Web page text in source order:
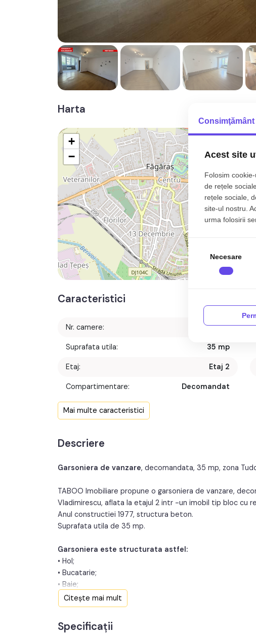
Harta
+
−
Caracteristici
Nr. camere: 1
Suprafata utila: 35 mp
Etaj: Etaj 2
Compartimentare: Decomandat
Confort:
An constructie:
Mai multe caracteristici
Descriere
Garsoniera de vanzare, decomandata, 35 mp, zona
TABOO Imobiliare propune o garsoniera de vanzare,
Vladimirescu, aflata la etajul 2 intr -un imobil tip bloc cu
Anul constructiei 1977, structura beton.
Suprafata utila de 35 mp.
Garsoniera este structurata astfel:
• Hol;
• Bucatarie;
• Baie;
• Dormitor;
• Usa intrare: metal;
Citește mai mult
Specificații
Consimţământ
Acest site
Folosim
de rețele
rețele sociale,
site-ul nostru.
urma folosirii
Necesare